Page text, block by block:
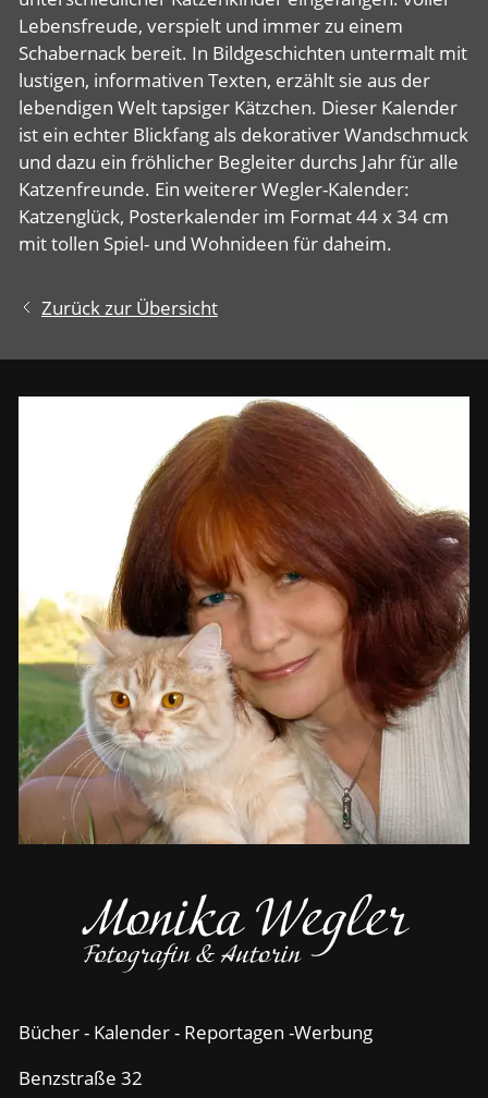
Lebensfreude, verspielt und immer zu einem
Schabernack bereit. In Bildgeschichten untermalt mit
lustigen, informativen Texten, erzählt sie aus der
lebendigen Welt tapsiger Kätzchen. Dieser Kalender
ist ein echter Blickfang als dekorativer Wandschmuck
und dazu ein fröhlicher Begleiter durchs Jahr für alle
Katzenfreunde. Ein weiterer Wegler-Kalender:
Katzenglück, Posterkalender im Format 44 x 34 cm
mit tollen Spiel- und Wohnideen für daheim.
Zurück zur Übersicht
Bücher - Kalender - Reportagen -Werbung
Benzstraße 32